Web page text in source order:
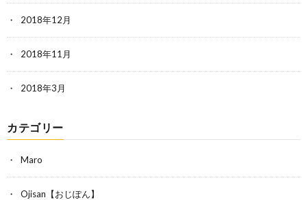
2018年12月
2018年11月
2018年3月
カテゴリー
Maro
Ojisan【おじぽん】